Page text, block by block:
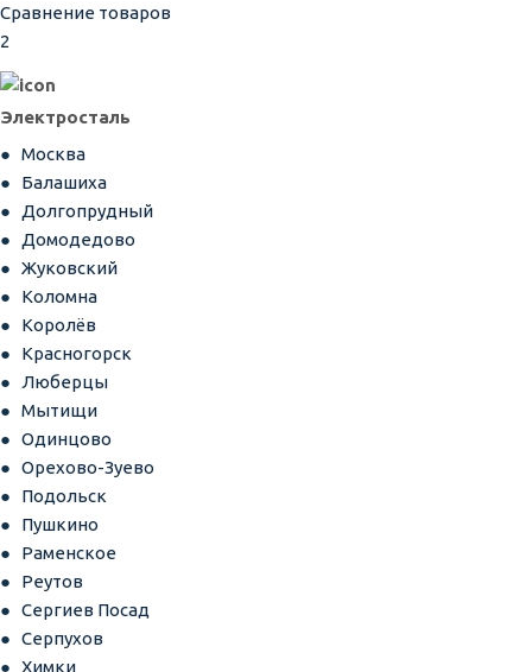
Сравнение товаров
2
Электросталь
Москва
Балашиха
Долгопрудный
Домодедово
Жуковский
Коломна
Королёв
Красногорск
Люберцы
Мытищи
Одинцово
Орехово-Зуево
Подольск
Пушкино
Раменское
Реутов
Сергиев Посад
Серпухов
Химки